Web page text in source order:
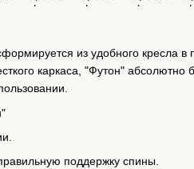
из удобного кресла в
каркаса, "Футон" абсолютно
поддержку спины.